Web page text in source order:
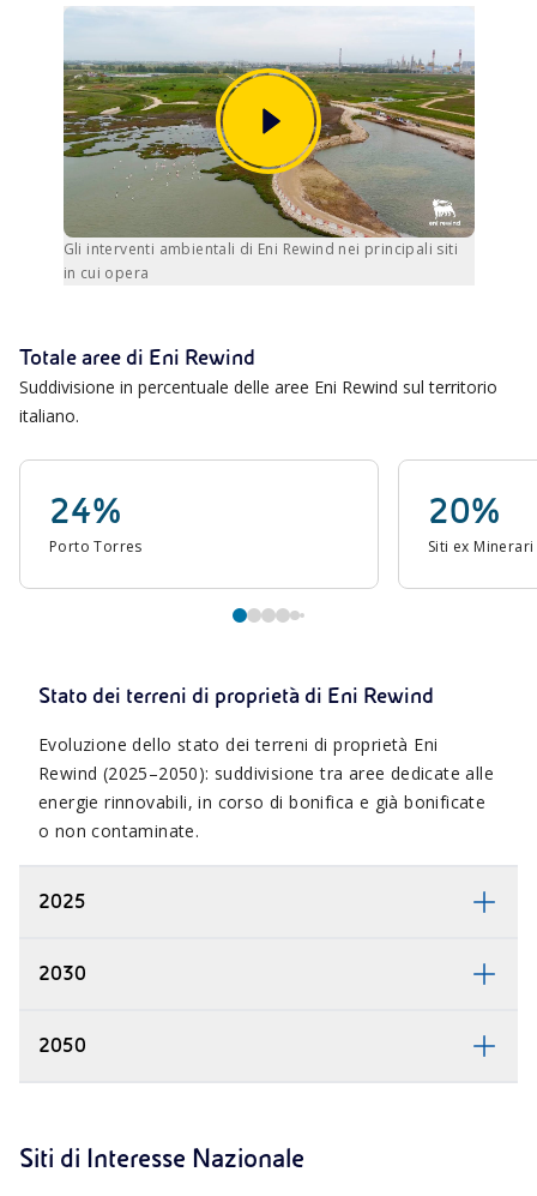
Gli interventi ambientali di Eni Rewind nei principali siti
in cui opera
Totale aree di Eni Rewind
Suddivisione in percentuale delle aree Eni Rewind sul territorio
italiano.
24%
Porto Torres
20%
Siti ex
Stato dei terreni di proprietà di Eni Rewind
Evoluzione dello stato dei terreni di proprietà Eni
Rewind (2025–2050): suddivisione tra aree dedicate alle
energie rinnovabili, in corso di bonifica e già bonificate
o non contaminate.
2025
2030
2050
Siti di Interesse Nazionale